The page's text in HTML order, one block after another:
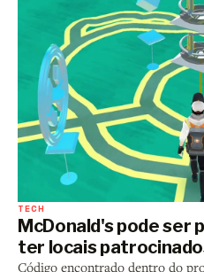
TECH
McDonald's pode ser
ter locais
Código encontrado dentro do